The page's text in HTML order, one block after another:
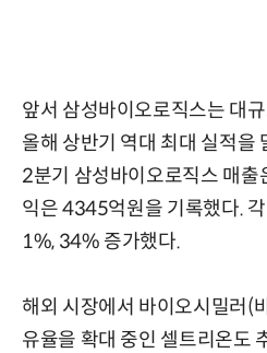
앞서 삼성바이오로직스는 대
올해 상반기 역대 최대 실적을
2분기 삼성바이오로직스 매출
익은 4345억원을 기록했다.
1%, 34% 증가했다.
해외 시장에서 바이오시밀러(
유율을 확대 중인 셀트리온도